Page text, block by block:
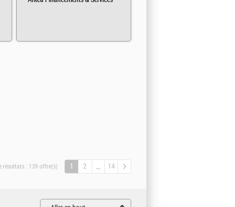
résultats : 139 offre(s) 1 2 14